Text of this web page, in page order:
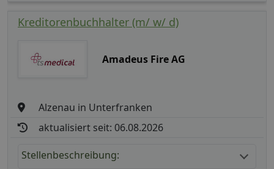
Kreditorenbuchhalter (m/ w/ d)
Amadeus Fire AG
Alzenau in Unterfranken
aktualisiert seit: 06.08.2026
Stellenbeschreibung: